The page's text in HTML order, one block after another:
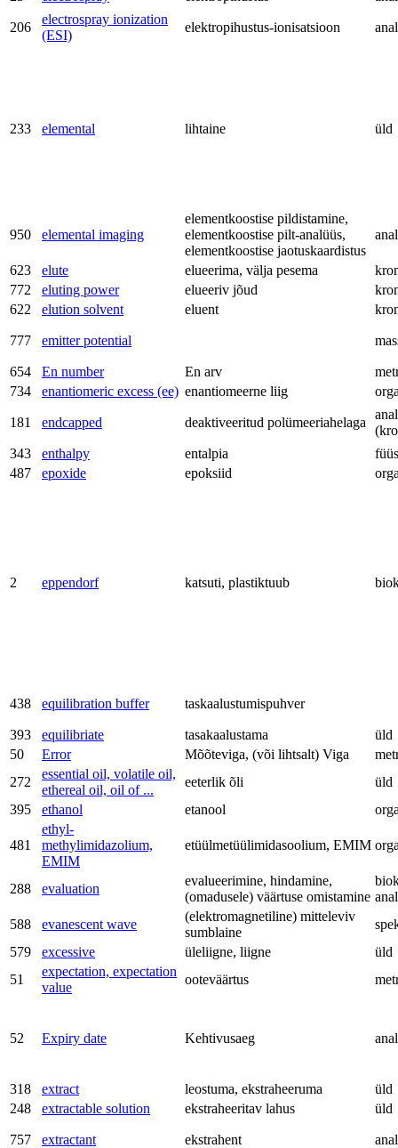
206
electrospray ionization
(ESI)
elektropihustus-ionisatsioon
233 elemental lihtaine üld
950 elemental imaging
elementkoostise pildistamine,
elementkoostise pilt-analüüs,
elementkoostise jaotuskaardistus
623 elute elueerima, välja pesema
772
eluting power elueeriv jõud
622
elution solvent eluent
777 emitter potential
654 En number En arv
734
enantiomeric excess (ee) enantiomeerne liig
181 endcapped deaktiveeritud polümeeriahelaga
343
enthalpy entalpia
487
epoxide epoksiid
2 eppendorf katsuti, plastiktuub
438 equilibration buffer taskaalustumispuhver
393 equilibriate tasakaalustama
üld
50
Error Mõõteviga, (või lihtsalt) Viga
272
essential oil, volatile oil,
ethereal oil, oil of ...
eeterlik õli
üld
395
ethanol etanool
481
ethyl-
methylimidazolium,
EMIM
etüülmetüülimidasoolium, EMIM
288 evaluation
evalueerimine, hindamine,
(omadusele) väärtuse omistamine
588
evanescent wave
(elektromagnetiline) mitteleviv
sumblaine
579
excessive üleliigne, liigne
üld
51
expectation, expectation
value
ooteväärtus
52 Expiry date Kehtivusaeg
318 extract leostuma, ekstraheeruma
üld
248
extractable solution ekstraheeritav lahus üld
757 extractant ekstrahent